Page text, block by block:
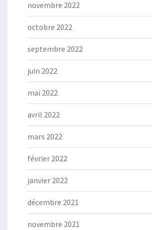
novembre 2022
octobre 2022
septembre 2022
juin 2022
mai 2022
avril 2022
mars 2022
février 2022
janvier 2022
décembre 2021
novembre 2021